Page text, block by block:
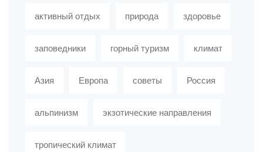
активный отдых природа здоровье
заповедники горный туризм климат
Азия Европа советы Россия
альпинизм экзотические направления
тропический климат